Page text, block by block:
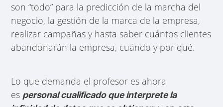
son “todo” para la predicción de la marcha del
negocio, la gestión de la marca de la empresa,
realizar campañas y hasta saber cuántos clientes
abandonarán la empresa, cuándo y por qué.
Lo que demanda el profesor es ahora
es personal cualificado que interprete la